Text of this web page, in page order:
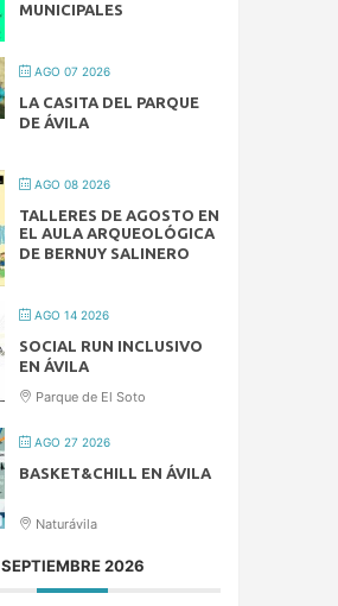
MUNICIPALES
AGO 07 2026
LA CASITA DEL PARQUE
DE ÁVILA
AGO 08 2026
TALLERES DE AGOSTO EN
EL AULA ARQUEOLÓGICA
DE BERNUY SALINERO
AGO 14 2026
SOCIAL RUN INCLUSIVO
EN ÁVILA
Parque de El Soto
AGO 27 2026
BASKET&CHILL EN ÁVILA
Naturávila
SEPTIEMBRE 2026